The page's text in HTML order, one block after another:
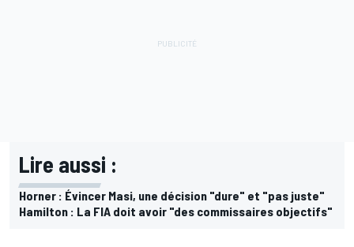
Lire aussi :
Horner : Évincer Masi, une décision "dure" et "pas juste"
Hamilton : La FIA doit avoir "des commissaires objectifs"